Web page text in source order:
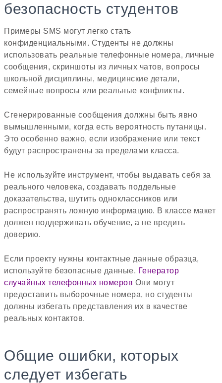
безопасность студентов
Примеры SMS могут легко стать
конфиденциальными. Студенты не должны
использовать реальные телефонные номера, личные
сообщения, скриншоты из личных чатов, вопросы
школьной дисциплины, медицинские детали,
семейные вопросы или реальные конфликты.
Сгенерированные сообщения должны быть явно
вымышленными, когда есть вероятность путаницы.
Это особенно важно, если изображение или текст
будут распространены за пределами класса.
Не используйте инструмент, чтобы выдавать себя за
реального человека, создавать поддельные
доказательства, шутить одноклассников или
распространять ложную информацию. В классе макет
должен поддерживать обучение, а не вредить
доверию.
Если проекту нужны контактные данные образца,
используйте безопасные данные. Генератор
случайных телефонных номеров Они могут
предоставить выборочные номера, но студенты
должны избегать представления их в качестве
реальных контактов.
Общие ошибки, которых
следует избегать